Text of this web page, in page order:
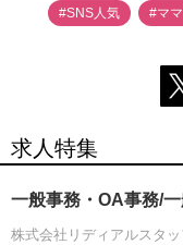
#SNS人気 #マ
求人特集
一般事務・OA事務/
株式会社リディアルスタッ